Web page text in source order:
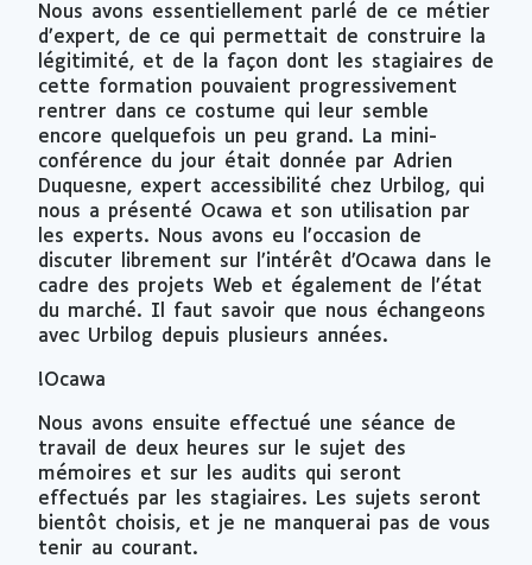
Nous avons essentiellement parlé de ce métier
d’expert, de ce qui permettait de construire la
légitimité, et de la façon dont les stagiaires de
cette formation pouvaient progressivement
rentrer dans ce costume qui leur semble
encore quelquefois un peu grand. La mini-
conférence du jour était donnée par Adrien
Duquesne, expert accessibilité chez Urbilog, qui
nous a présenté Ocawa et son utilisation par
les experts. Nous avons eu l’occasion de
discuter librement sur l’intérêt d’Ocawa dans le
cadre des projets Web et également de l’état
du marché. Il faut savoir que nous échangeons
avec Urbilog depuis plusieurs années.
!Ocawa
Nous avons ensuite effectué une séance de
travail de deux heures sur le sujet des
mémoires et sur les audits qui seront
effectués par les stagiaires. Les sujets seront
bientôt choisis, et je ne manquerai pas de vous
tenir au courant.